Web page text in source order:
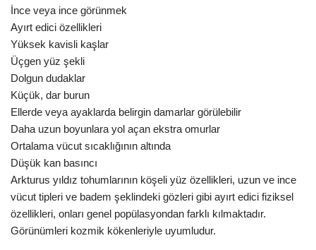
İnce veya ince görünmek
Ayırt edici özellikleri
Yüksek kavisli kaşlar
Üçgen yüz şekli
Dolgun dudaklar
Küçük, dar burun
Ellerde veya ayaklarda belirgin damarlar görülebilir
Daha uzun boyunlara yol açan ekstra omurlar
Ortalama vücut sıcaklığının altında
Düşük kan basıncı
Arkturus yıldız tohumlarının köşeli yüz özellikleri, uzun ve ince
vücut tipleri ve badem şeklindeki gözleri gibi ayırt edici fiziksel
özellikleri, onları genel popülasyondan farklı kılmaktadır.
Görünümleri kozmik kökenleriyle uyumludur.